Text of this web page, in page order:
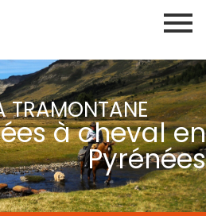
TRAMONTANE
à cheval en
Pyrénées